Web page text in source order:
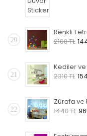
20
2160 TL
21
2310 TL
22
1440 TL